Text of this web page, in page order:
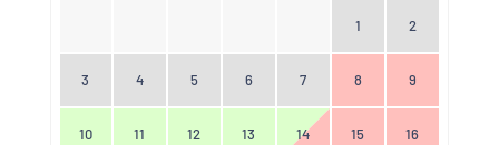
1 2
3 4 5 6 7 8 9
10 11 12 13 14 15 16